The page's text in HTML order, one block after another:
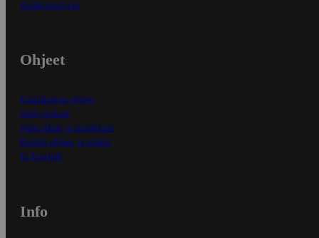
Asiakaspalvelu
Ohjeet
Ensitilaajan ohjeet
Näin maksat
Näin tilaat ja muokkaat
Kaikki ohjeet ja vinkit
In English
Info